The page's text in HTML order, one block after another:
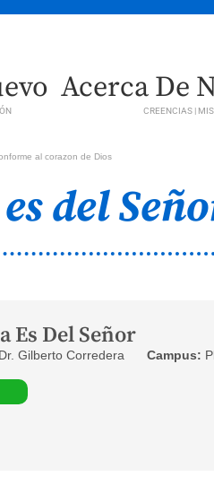
Acerca De
CREENCIAS |
al corazon de Dios
del
Es Del Señor
Dr. Gilberto Corredera Campus: